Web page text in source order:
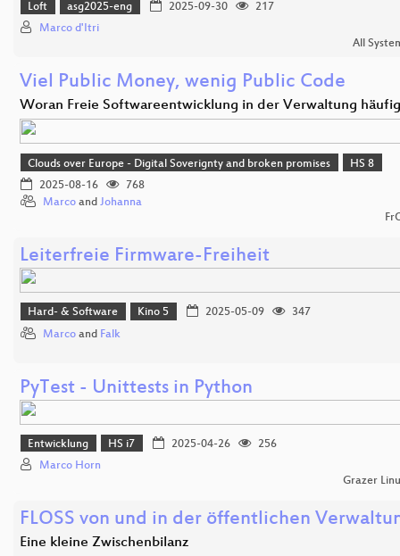
Loft asg2025-eng 2025-09-30
217
Marco d'Itri
All
Viel Public Money, wenig Public Code
Woran Freie Softwareentwicklung in der Verwaltung
Clouds over Europe - Digital Soverignty and broken promises
HS 8
2025-08-16
768
Marco and Johanna
Leiterfreie Firmware-Freiheit
Hard- & Software Kino 5 2025-05-09
347
Marco and Falk
PyTest - Unittests in Python
Entwicklung HS i7 2025-04-26
256
Marco Horn
Grazer
FLOSS von und in der öffentlichen
Eine kleine Zwischenbilanz